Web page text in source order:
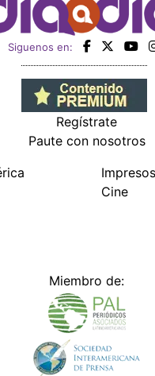
Siguenos en:
Regístrate
Paute con nosotros
Impresos
Cine
Miembro de: